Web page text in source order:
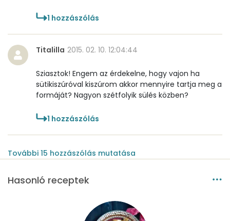
1 hozzászólás
Titalilla 2015. 02. 10. 12:04:44
Sziasztok! Engem az érdekelne, hogy vajon ha
sütikiszúróval kiszúrom akkor mennyire tartja meg a
formáját? Nagyon szétfolyik sülés közben?
1 hozzászólás
További 15 hozzászólás mutatása
Hasonló receptek